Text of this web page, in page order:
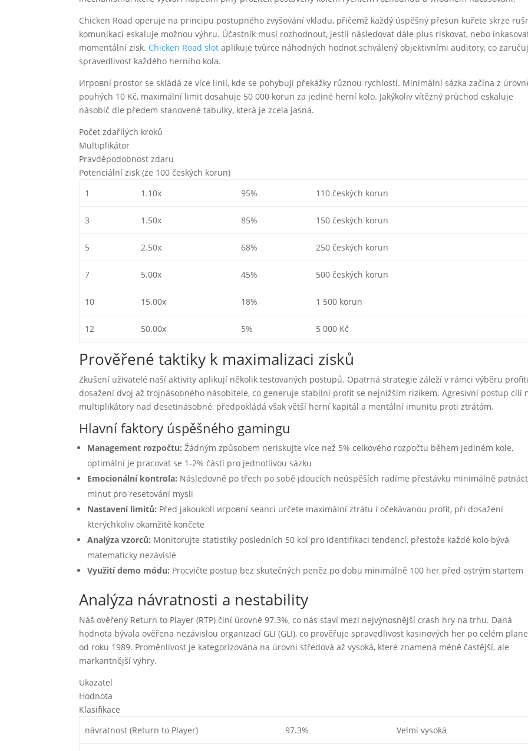
Chicken Road operuje na principu postupného zvyšování vkladu, přičemž každý úspěšný přesun kuřete skrze
komunikací eskaluje možnou výhru. Účastník musí rozhodnout, jestli následovat dále plus riskovat, nebo
momentální zisk. Chicken Road slot aplikuje tvůrce náhodných hodnot schválený objektivními auditory, co
spravedlivost každého herního kola.
Игровní prostor se skládá ze více linií, kde se pohybují překážky různou rychlostí. Minimální sázka začína z
pouhých 10 Kč, maximální limit dosahuje 50 000 korun za jediné herní kolo. Jakýkoliv vítězný průchod eskaluje
násobič dle předem stanovené tabulky, která je zcela jasná.
Počet zdařilých kroků
Multiplikátor
Pravděpodobnost zdaru
Potenciální zisk (ze 100 českých korun)
1
1.10x 95% 110 českých korun
3 1.50x 85% 150 českých korun
5 2.50x 68% 250 českých korun
7 5.00x 45% 500 českých korun
10 15.00x 18% 1 500 korun
12 50.00x 5% 5 000 Kč
Prověřené taktiky k maximalizaci zisků
Zkušení uživatelé naší aktivity aplikují několik testovaných postupů. Opatrná strategie záleží v rámci výběru
dosažení dvoj až trojnásobného násobitele, co generuje stabilní profit se nejnižším rizikem. Agresivní postup cílí
multiplikátory nad desetinásobné, předpokládá však větší herní kapitál a mentální imunitu proti ztrátám.
Hlavní faktory úspěšného gamingu
Management rozpočtu: Žádným způsobem neriskujte více než 5% celkového rozpočtu během jediném kole,
optimální je pracovat se 1-2% částí pro jednotlivou sázku
Emocionální kontrola: Následovně po třech po sobě jdoucích neúspěších radíme přestávku minimálně patnáct
minut pro resetování mysli
Nastavení limitů: Před jakoukoli игровní seancí určete maximální ztrátu i očekávanou profit, při dosažení
kterýchkoliv okamžitě končete
Analýza vzorců: Monitorujte statistiky posledních 50 kol pro identifikaci tendencí, přestože každé kolo bývá
matematicky nezávislé
Využití demo módu: Procvičte postup bez skutečných peněz po dobu minimálně 100 her před ostrým startem
Analýza návratnosti a nestability
Náš ověřený Return to Player (RTP) činí úrovně 97.3%, co nás staví mezi nejvýnosnější crash hry na trhu. Daná
hodnota bývala ověřena nezávislou organizací GLI (GLI), co prověřuje spravedlivost kasinových her po celém
od roku 1989. Proměnlivost je kategorizována na úrovni středová až vysoká, které znamená méně častější, ale
markantnější výhry.
Ukazatel
Hodnota
Klasifikace
návratnost (Return to Player)
97.3% Velmi vysoká